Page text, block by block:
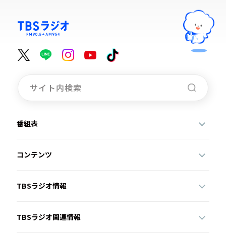
番組表
コンテンツ
TBSラジオ情報
TBSラジオ関連情報